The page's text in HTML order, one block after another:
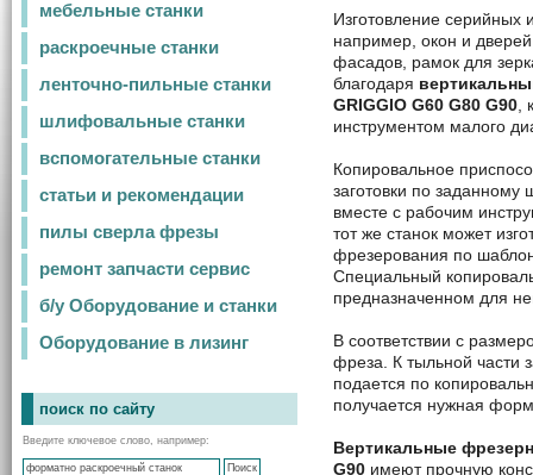
мебельные станки
раскроечные станки
ленточно-пильные станки
шлифовальные станки
вспомогательные станки
статьи и рекомендации
пилы сверла фрезы
ремонт запчасти сервис
б/у Оборудование и станки
Оборудование в лизинг
поиск по сайту
Введите ключевое слово, например:
Изготовление серийных
например, окон и
фасадов, рамок для
благодаря
GRIGGIO G60 G80 G90
инструментом малого
Копировальное
заготовки по
вместе с рабочим
тот же станок может
фрезерования по
Специальный
предназначенном для
В соответствии с
фреза. К тыльной части
подается по
получается нужная
Вертикальные
G90 имеют прочную